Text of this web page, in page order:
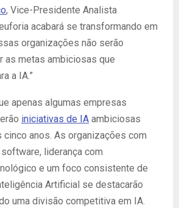
, Vice-Presidente Analista
acabará se transformando em
organizações não serão
as metas ambiciosas que
a IA.”
apenas algumas empresas
iniciativas de IA ambiciosas
anos. As organizações com
liderança com
e um foco consistente de
Artificial se destacarão
uma divisão competitiva em IA.